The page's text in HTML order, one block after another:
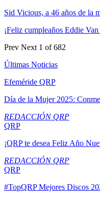
Sid Vicious, a 46 años de la
¡Feliz cumpleaños Eddie
Prev Next 1 of 682
Últimas Noticias
Efeméride QRP
Día de la Mujer 2025:
REDACCIÓN QRP
QRP
¡QRP te desea Feliz Año
REDACCIÓN QRP
QRP
#TopQRP Mejores Discos